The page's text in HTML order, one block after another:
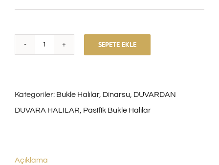
17
adet
SEPETE EKLE
Kategoriler: Bukle Halılar, Dinarsu, DUVARDAN
DUVARA HALILAR, Pasifik Bukle Halılar
Açıklama